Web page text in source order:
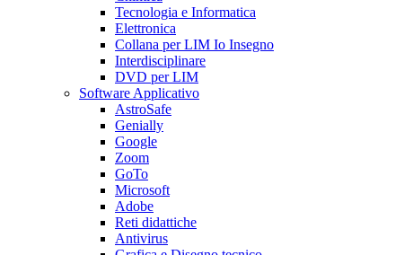
Tecnologia e Informatica
Elettronica
Collana per LIM Io Insegno
Interdisciplinare
DVD per LIM
Software Applicativo
AstroSafe
Genially
Google
Zoom
GoTo
Microsoft
Adobe
Reti didattiche
Antivirus